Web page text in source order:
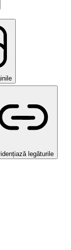
legăturile